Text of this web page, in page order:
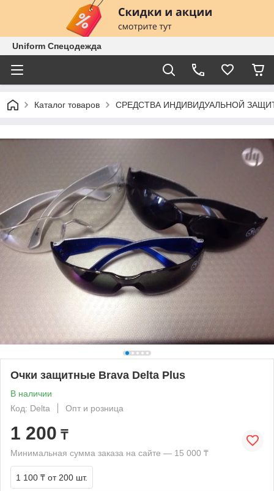
Uniform Спецодежда
Каталог товаров СРЕДСТВА ИНДИВИДУАЛЬНОЙ
Очки защитные Brava Delta Plus
В наличии
Код: Delta
Опт и розница
1 200 ₸
Минимальная сумма заказа на сайте — 15 000 ₸
1 100 ₸ от 200 шт.